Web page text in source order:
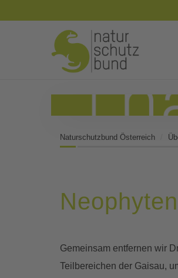
Naturschutzbund Österreich
Gemeinsam entfernen wir
Teilbereichen der Gaisau,